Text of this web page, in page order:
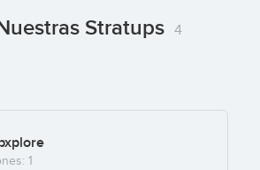
(+4) Stratups 4
1